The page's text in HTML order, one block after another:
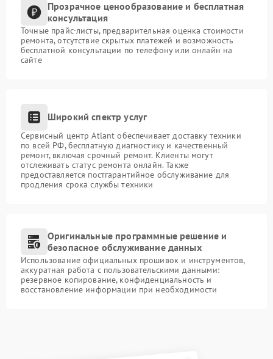
Прозрачное ценообразование и бесплатная
консультация
Точные прайс-листы, предварительная оценка стоимости
ремонта, отсутствие скрытых платежей и возможность
бесплатной консультации по телефону или онлайн на
сайте
Широкий спектр услуг
Сервисный центр Atlant обеспечивает доставку техники
по всей РФ, бесплатную диагностику и качественный
ремонт, включая срочный ремонт. Клиенты могут
отслеживать статус ремонта онлайн. Также
предоставляется постгарантийное обслуживание для
продления срока службы техники
Оригинальные программные решение и
безопасное обслуживание данных
Использование официальных прошивок и инструментов,
аккуратная работа с пользовательскими данными:
резервное копирование, конфиденциальность и
восстановление информации при необходимости